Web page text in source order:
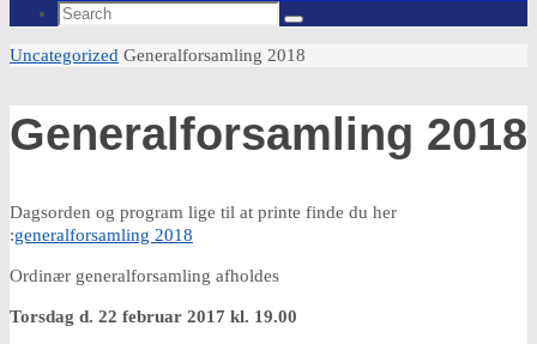
Search
Search
Home
Uncategorized Generalforsamling 2018
Generalforsamling 2018
Dagsorden og program lige til at printe finde du her
:generalforsamling 2018
Ordinær generalforsamling afholdes
Torsdag d. 22 februar 2017 kl. 19.00